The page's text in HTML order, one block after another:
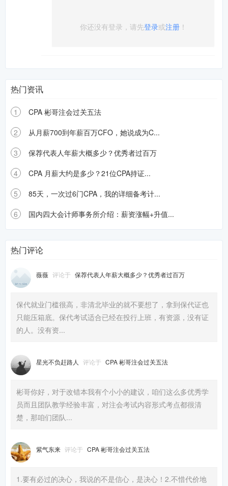
你还没有登录，请先登录或注册！
热门资讯
1
CPA 彬哥注会过关五法
2
从月薪700到年薪百万CFO，她说成为C...
3
保荐代表人年薪大概多少？优秀者过百万
4
CPA 月薪大约是多少？21位CPA持证...
5
85天，一次过6门CPA，我的详细备考计...
6
国内四大会计师事务所介绍：薪资涨幅+升值...
热门评论
薇薇 评论于 保荐代表人年薪大概多少？优秀者过百万
保代就业门槛很高，非清北毕业的就不要想了，拿到保代证也
只能压箱底。保代考试适合已经在投行上班，有资源，没有证
的人。没有资...
星光不负赶路人 评论于 CPA 彬哥注会过关五法
彬哥你好，对于改错本我有个小小的建议，咱们这么多优秀学
员而且团队教学经验丰富，对注会考试内容形式考点都很清
楚，那咱们团队...
紫气东来 评论于 CPA 彬哥注会过关五法
1.要有必过的决心，我说的不是信心，是决心！2.不惜代价地